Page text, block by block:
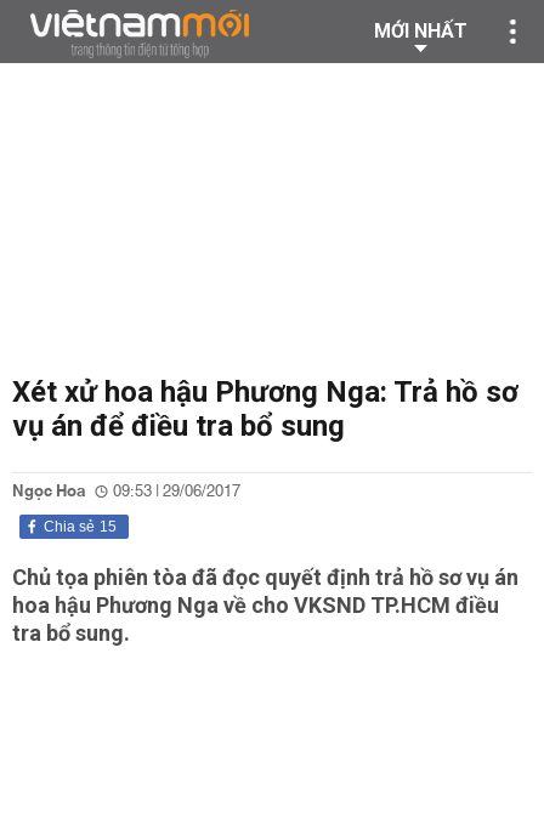
MỚI NHẤT
Xét xử hoa hậu Phương Nga: Trả hồ sơ
vụ án để điều tra bổ sung
Ngọc Hoa 09:53 | 29/06/2017
15
Chia sẻ
Chủ tọa phiên tòa đã đọc quyết định trả hồ sơ vụ án
hoa hậu Phương Nga về cho VKSND TP.HCM điều
tra bổ sung.